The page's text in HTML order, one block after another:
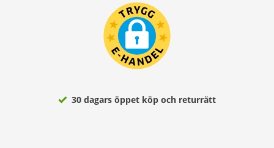
30 dagars öppet köp och returrätt